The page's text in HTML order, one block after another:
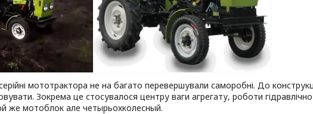
мототрактора не на багато перевершували саморобні. До
Зокрема це стосувалося центру ваги агрегату, роботи
же мотоблок але четырьохколесный.